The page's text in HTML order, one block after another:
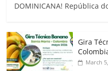
DOMINICANA! República
Gira
March